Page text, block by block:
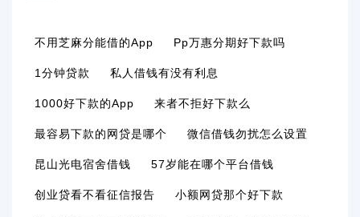
不用芝麻分能借的app Pp万惠分期好下款吗
1分钟贷款 私人借钱有没有利息
1000好下款的app 来者不拒好下款么
最容易下款的网贷是哪个 微信借钱勿扰怎么设置
昆山光电宿舍借钱 57岁能在哪个平台借钱
创业贷看不看征信报告 小额网贷那个好下款